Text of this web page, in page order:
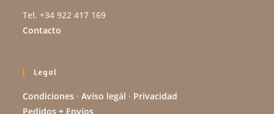
Tel. +34 922 417 169
Contacto
Legal
Condiciones ·Avíso legál · Privacidad
Pedidos + Envíos